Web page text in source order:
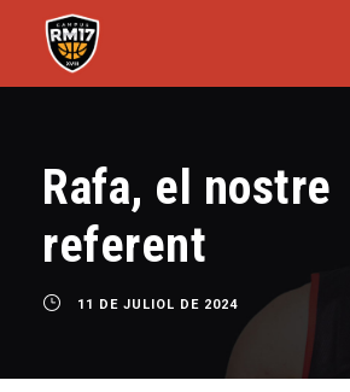
Rafa, el nostre
referent
11 DE JULIOL DE 2024